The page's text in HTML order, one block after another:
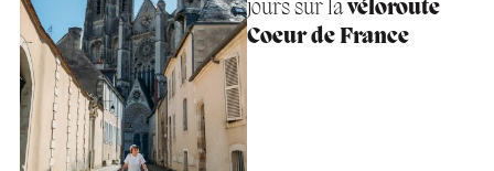
jours sur lavéloroute
Coeur de France